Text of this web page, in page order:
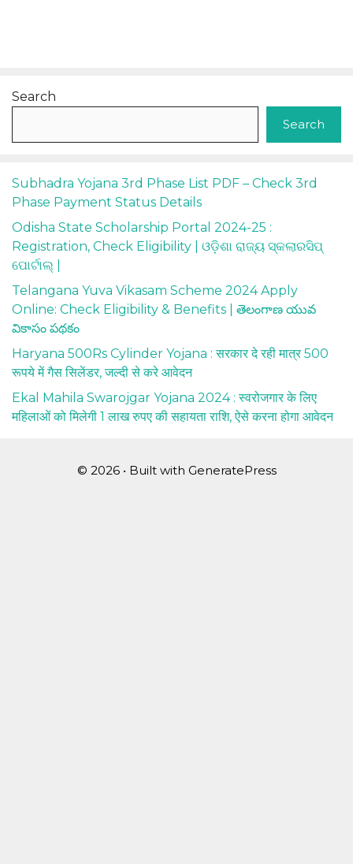
Search
Search
Subhadra Yojana 3rd Phase List PDF – Check 3rd
Phase Payment Status Details
Odisha State Scholarship Portal 2024-25 :
Registration, Check Eligibility | ଓଡ଼ିଶା ରାଜ୍ୟ ସ୍କଲାରସିପ୍
ପୋର୍ଟାଲ୍ |
Telangana Yuva Vikasam Scheme 2024 Apply
Online: Check Eligibility & Benefits | తెలంగాణ యువ
వికాసం పథకం
Haryana 500Rs Cylinder Yojana : सरकार दे रही मात्र 500
रूपये में गैस सिलेंडर, जल्दी से करे आवेदन
Ekal Mahila Swarojgar Yojana 2024 : स्वरोजगार के लिए
महिलाओं को मिलेगी 1 लाख रुपए की सहायता राशि, ऐसे करना होगा आवेदन
© 2026 • Built with GeneratePress